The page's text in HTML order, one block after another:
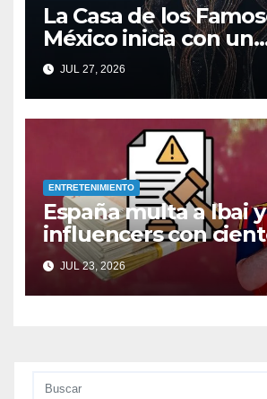
La Casa de los
México inicia con un
infiltrado, un
lágrimas desde su
noche
JUL 27, 2026
ENTRETENIMIENTO
España multa a Ibai
influencers con
euros
JUL 23, 2026